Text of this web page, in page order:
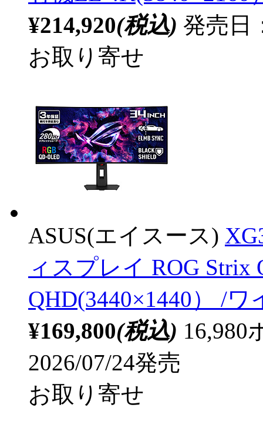
¥214,920(税込) 発売日
お取り寄せ
ASUS(エイスース)
ィスプレイ ROG Strix
QHD(3440×1440） /
¥169,800(税込) 16,980
2026/07/24発売
お取り寄せ